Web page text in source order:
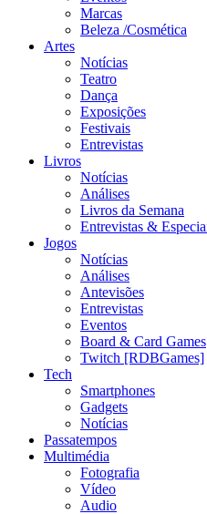
Marcas
Beleza /Cosmética
Artes
Notícias
Teatro
Dança
Exposições
Festivais
Entrevistas
Livros
Notícias
Análises
Livros da Semana
Entrevistas &
Jogos
Notícias
Análises
Antevisões
Entrevistas
Eventos
Board & Card Games
Twitch [RDBGames]
Tech
Smartphones
Gadgets
Notícias
Passatempos
Multimédia
Fotografia
Vídeo
Audio